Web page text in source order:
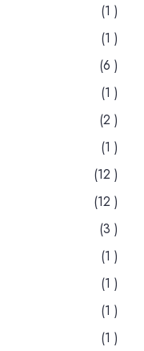
(1 )
(1 )
(6 )
(1 )
(2 )
(1 )
(12 )
(12 )
(3 )
(1 )
(1 )
(1 )
(1 )